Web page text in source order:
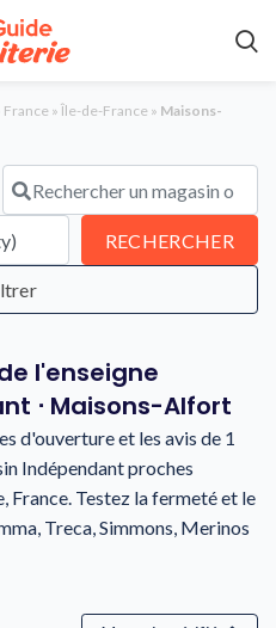
France » Île-de-France » Maisons-
Rechercher un magasin ou une
RECHERCHER
l'enseigne
⋅ Maisons-Alfort
d'ouverture et les avis de 1
Indépendant proches
Testez la fermeté et le
Treca, Simmons, Merinos